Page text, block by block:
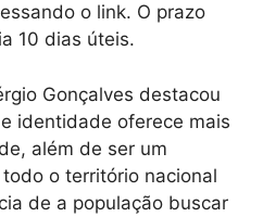
o link. O prazo
10 dias úteis.
Gonçalves destacou
identidade oferece mais
além de ser um
o território nacional
de a população buscar